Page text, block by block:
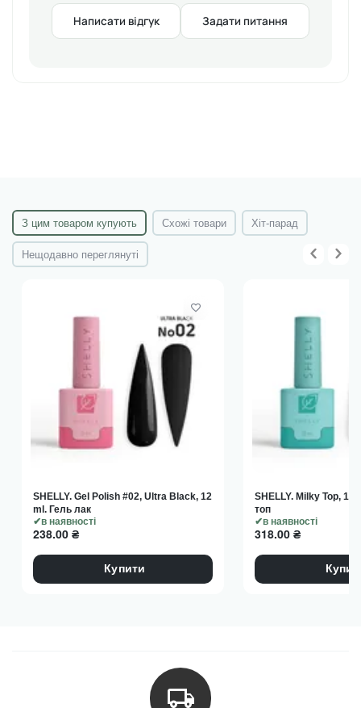
Acid, Polysorbate 60, Dimethicone, Phenoxyethanol,
Ethylhexylglycerin, Allantoin, Ammonium
Acryloyldimethyltaurate/VP Copolymer, Snail Secretion
Написати відгук Задати питання
З цим товаром купують Схожі товари Хіт-парад
Нещодавно переглянуті
в наявності
SHELLY. Gel Polish #02, Ultra Black, 12
ml. Гель лак
238.00 ₴
Купити
в наявності
SHELLY. Milky Top,
топ
318.00 ₴